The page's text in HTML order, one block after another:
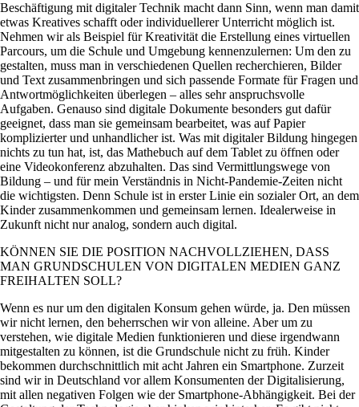
Beschäftigung mit digitaler Technik macht dann Sinn, wenn man damit
etwas Kreatives schafft oder individuellerer Unterricht möglich ist.
Nehmen wir als Beispiel für Kreativität die Erstellung eines virtuellen
Parcours, um die Schule und Umgebung kennenzulernen: Um den zu
gestalten, muss man in verschiedenen Quellen recherchieren, Bilder
und Text zusammenbringen und sich passende Formate für Fragen und
Antwortmöglichkeiten überlegen – alles sehr anspruchsvolle
Aufgaben. Genauso sind digitale Dokumente besonders gut dafür
geeignet, dass man sie gemeinsam bearbeitet, was auf Papier
komplizierter und unhandlicher ist. Was mit digitaler Bildung hingegen
nichts zu tun hat, ist, das Mathebuch auf dem Tablet zu öffnen oder
eine Videokonferenz abzuhalten. Das sind Vermittlungswege von
Bildung – und für mein Verständnis in Nicht-Pandemie-Zeiten nicht
die wichtigsten. Denn Schule ist in erster Linie ein sozialer Ort, an dem
Kinder zusammenkommen und gemeinsam lernen. Idealerweise in
Zukunft nicht nur analog, sondern auch digital.
KÖNNEN SIE DIE POSITION NACHVOLLZIEHEN, DASS
MAN GRUNDSCHULEN VON DIGITALEN MEDIEN GANZ
FREIHALTEN SOLL?
Wenn es nur um den digitalen Konsum gehen würde, ja. Den müssen
wir nicht lernen, den beherrschen wir von alleine. Aber um zu
verstehen, wie digitale Medien funktionieren und diese irgendwann
mitgestalten zu können, ist die Grundschule nicht zu früh. Kinder
bekommen durchschnittlich mit acht Jahren ein Smartphone. Zurzeit
sind wir in Deutschland vor allem Konsumenten der Digitalisierung,
mit allen negativen Folgen wie der Smartphone-Abhängigkeit. Bei der